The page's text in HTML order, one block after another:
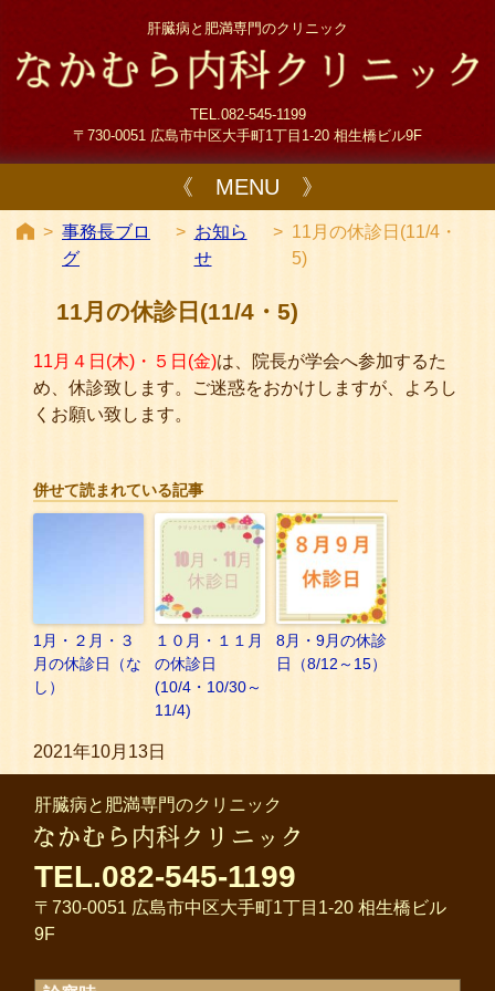
肝臓病と肥満専門のクリニック
TEL.082-545-1199
〒730-0051 広島市中区大手町1丁目1-20 相生橋ビル9F
《 MENU 》
> 事務長ブロ
グ
> お知ら
せ
> 11月の休診日(11/4・
5)
11月の休診日(11/4・5)
11月４日(木)・５日(金)は、院長が学会へ参加するた
め、休診致します。ご迷惑をおかけしますが、よろし
くお願い致します。
併せて読まれている記事
1月・２月・３
月の休診日（な
し）
１０月・１１月
の休診日
(10/4・10/30～
11/4)
8月・9月の休診
日（8/12～15）
2021年10月13日
肝臓病と肥満専門のクリニック
TEL.082-545-1199
〒730-0051 広島市中区大手町1丁目1-20 相生橋ビル
9F